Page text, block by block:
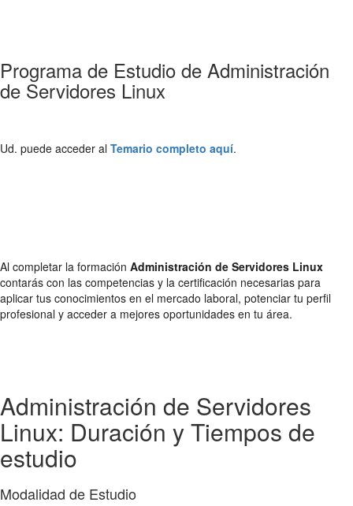
Programa de Estudio de Administración
de Servidores Linux
Ud. puede acceder al Temario completo aquí.
Al completar la formación Administración de Servidores Linux
contarás con las competencias y la certificación necesarias para
aplicar tus conocimientos en el mercado laboral, potenciar tu perfil
profesional y acceder a mejores oportunidades en tu área.
Administración de Servidores
Linux: Duración y Tiempos de
estudio
Modalidad de Estudio